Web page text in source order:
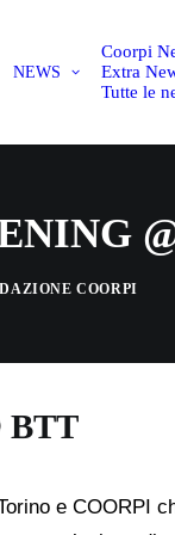
NEWS
Coorpi
Extra
Tutte le
COORPI
BTT
e COORPI